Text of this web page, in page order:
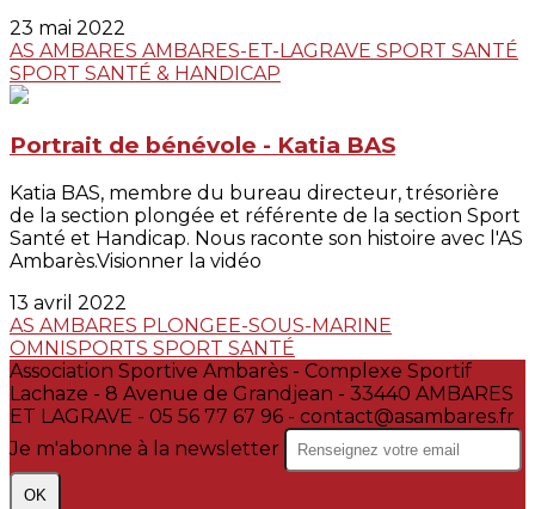
23 mai 2022
AS AMBARES AMBARES-ET-LAGRAVE SPORT SANTÉ
SPORT SANTÉ & HANDICAP
Portrait de bénévole - Katia BAS
Katia BAS, membre du bureau directeur, trésorière
de la section plongée et référente de la section Sport
Santé et Handicap. Nous raconte son histoire avec l'AS
Ambarès.Visionner la vidéo
13 avril 2022
AS AMBARES PLONGEE-SOUS-MARINE
OMNISPORTS SPORT SANTÉ
Association Sportive Ambarès - Complexe Sportif
Lachaze - 8 Avenue de Grandjean - 33440 AMBARES
ET LAGRAVE - 05 56 77 67 96 - contact@asambares.fr
Je m'abonne à la newsletter
OK